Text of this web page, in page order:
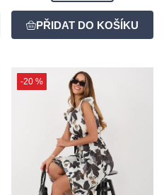
-20 %